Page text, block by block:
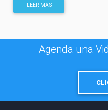
LEER MÁS
Agenda una